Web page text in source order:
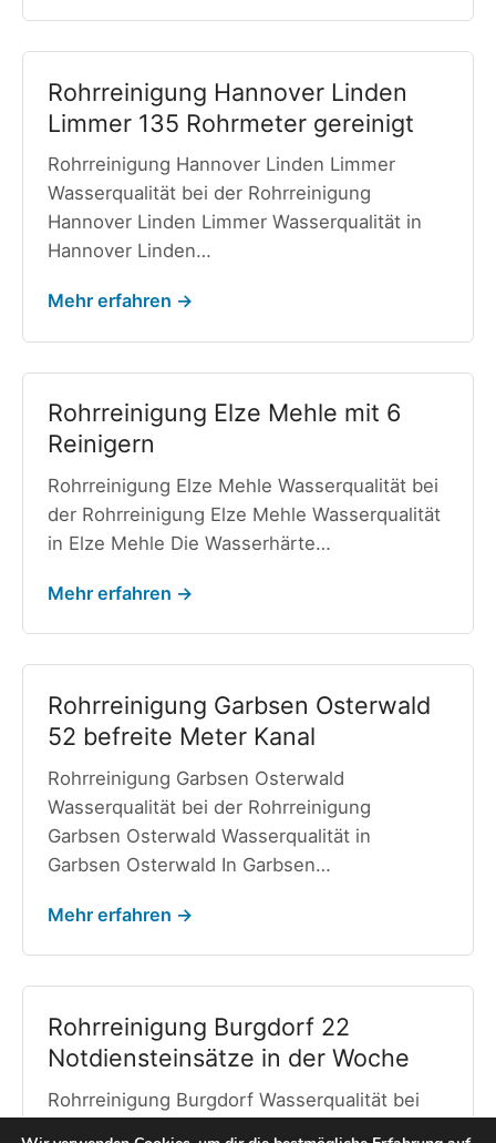
Rohrreinigung Hannover Linden
Limmer 135 Rohrmeter gereinigt
Rohrreinigung Hannover Linden Limmer
Wasserqualität bei der Rohrreinigung
Hannover Linden Limmer Wasserqualität in
Hannover Linden…
Mehr erfahren →
Rohrreinigung Elze Mehle mit 6
Reinigern
Rohrreinigung Elze Mehle Wasserqualität bei
der Rohrreinigung Elze Mehle Wasserqualität
in Elze Mehle Die Wasserhärte…
Mehr erfahren →
Rohrreinigung Garbsen Osterwald
52 befreite Meter Kanal
Rohrreinigung Garbsen Osterwald
Wasserqualität bei der Rohrreinigung
Garbsen Osterwald Wasserqualität in
Garbsen Osterwald In Garbsen…
Mehr erfahren →
Rohrreinigung Burgdorf 22
Notdiensteinsätze in der Woche
Rohrreinigung Burgdorf Wasserqualität bei